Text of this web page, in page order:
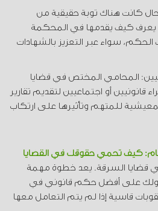
كانت هناك توبة حقيقية من
يعرف كيف يقدمها في المحكمة
سواء عبر التعزيز بالشهادات
المحامي المختص في قضايا
قانونيين أو اجتماعيين لتقديم تقارير
للمتهم وتأثيرها على ارتكاب
كيف تحمي حقوقك في القضايا
قضايا السرقة. يعد خطوة مهمة
على أفضل حكم قانوني في
قاسية إذا لم يتم التعامل معها